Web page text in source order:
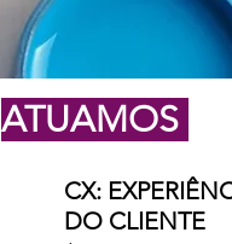
ATUAMOS
CX:
DO CLIENTE